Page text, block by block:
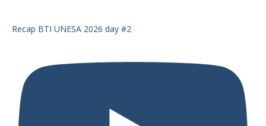
Recap BTI UNESA 2026 day #2